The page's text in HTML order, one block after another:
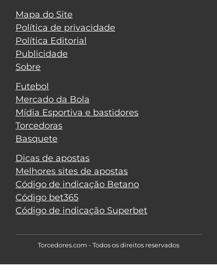
Mapa do Site
Política de privacidade
Política Editorial
Publicidade
Sobre
Futebol
Mercado da Bola
Mídia Esportiva e bastidores
Torcedoras
Basquete
Dicas de apostas
Melhores sites de apostas
Código de indicação Betano
Código bet365
Código de indicação Superbet
Torcedores.com - Todos os direitos reservados